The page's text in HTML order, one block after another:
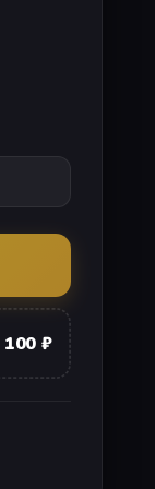
100 ₽